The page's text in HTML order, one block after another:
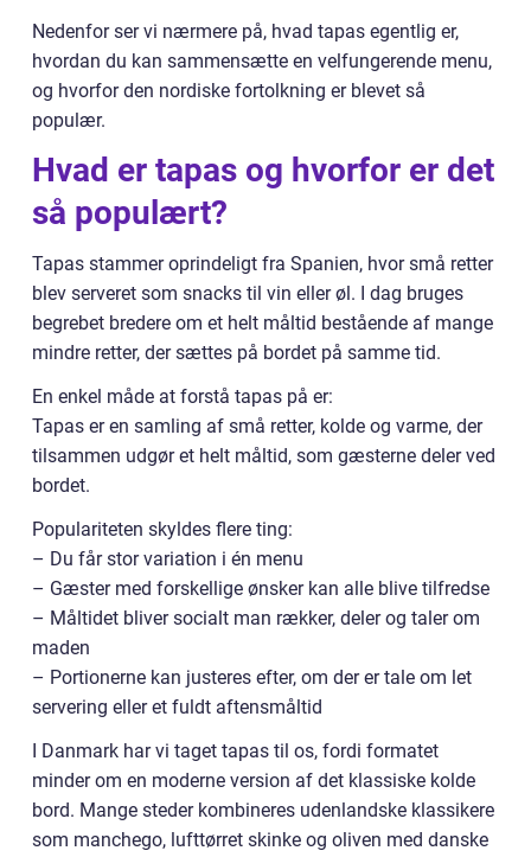
Nedenfor ser vi nærmere på, hvad tapas egentlig er,
hvordan du kan sammensætte en velfungerende menu,
og hvorfor den nordiske fortolkning er blevet så
populær.
Hvad er tapas og hvorfor er det
så populært?
Tapas stammer oprindeligt fra Spanien, hvor små retter
blev serveret som snacks til vin eller øl. I dag bruges
begrebet bredere om et helt måltid bestående af mange
mindre retter, der sættes på bordet på samme tid.
En enkel måde at forstå tapas på er:
Tapas er en samling af små retter, kolde og varme, der
tilsammen udgør et helt måltid, som gæsterne deler ved
bordet.
Populariteten skyldes flere ting:
– Du får stor variation i én menu
– Gæster med forskellige ønsker kan alle blive tilfredse
– Måltidet bliver socialt man rækker, deler og taler om
maden
– Portionerne kan justeres efter, om der er tale om let
servering eller et fuldt aftensmåltid
I Danmark har vi taget tapas til os, fordi formatet
minder om en moderne version af det klassiske kolde
bord. Mange steder kombineres udenlandske klassikere
som manchego, lufttørret skinke og oliven med danske